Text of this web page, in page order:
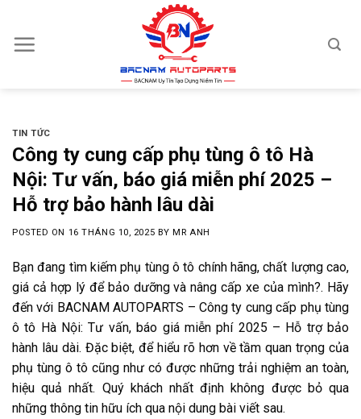
content
TIN TỨC
Công ty cung cấp phụ tùng ô tô Hà
Nội: Tư vấn, báo giá miễn phí 2025 –
Hỗ trợ bảo hành lâu dài
POSTED ON 16 THÁNG 10, 2025 BYMR ANH
Bạn đang tìm kiếm phụ tùng ô tô chính hãng, chất lượng cao,
giá cả hợp lý để bảo dưỡng và nâng cấp xe của mình?. Hãy
đến với BACNAM AUTOPARTS – Công ty cung cấp phụ tùng
ô tô Hà Nội: Tư vấn, báo giá miễn phí 2025 – Hỗ trợ bảo
hành lâu dài. Đặc biệt, để hiểu rõ hơn về tầm quan trọng của
phụ tùng ô tô cũng như có được những trải nghiệm an toàn,
hiệu quả nhất. Quý khách nhất định không được bỏ qua
những thông tin hữu ích qua nội dung bài viết sau.